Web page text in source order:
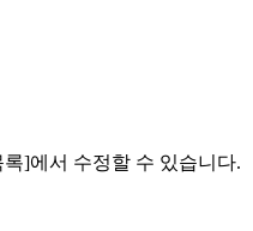
]에서 수정할 수 있습니다.